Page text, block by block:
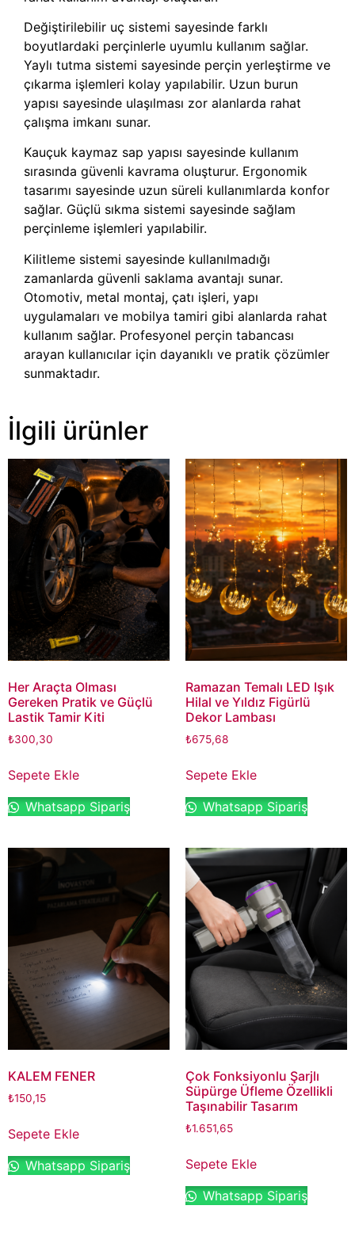
Değiştirilebilir uç sistemi sayesinde farklı
boyutlardaki perçinlerle uyumlu kullanım sağlar.
Yaylı tutma sistemi sayesinde perçin yerleştirme ve
çıkarma işlemleri kolay yapılabilir. Uzun burun
yapısı sayesinde ulaşılması zor alanlarda rahat
çalışma imkanı sunar.
Kauçuk kaymaz sap yapısı sayesinde kullanım
sırasında güvenli kavrama oluşturur. Ergonomik
tasarımı sayesinde uzun süreli kullanımlarda konfor
sağlar. Güçlü sıkma sistemi sayesinde sağlam
perçinleme işlemleri yapılabilir.
Kilitleme sistemi sayesinde kullanılmadığı
zamanlarda güvenli saklama avantajı sunar.
Otomotiv, metal montaj, çatı işleri, yapı
uygulamaları ve mobilya tamiri gibi alanlarda rahat
kullanım sağlar. Profesyonel perçin tabancası
arayan kullanıcılar için dayanıklı ve pratik çözümler
sunmaktadır.
İlgili ürünler
Her Araçta Olması
Gereken Pratik ve Güçlü
Lastik Tamir Kiti
₺300,30
Sepete Ekle
Whatsapp Sipariş
Ramazan Temalı LED Işık
Hilal ve Yıldız Figürlü
Dekor Lambası
₺675,68
Sepete Ekle
Whatsapp Sipariş
KALEM FENER
₺150,15
Sepete Ekle
Whatsapp Sipariş
Çok Fonksiyonlu Şarjlı
Süpürge Üfleme Özellikli
Taşınabilir Tasarım
₺1.651,65
Sepete Ekle
Whatsapp Sipariş